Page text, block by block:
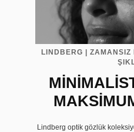
LINDBERG |
Lindberg optik gözlük